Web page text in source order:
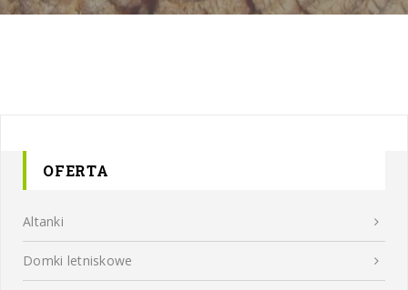
OFERTA
Altanki
Domki letniskowe